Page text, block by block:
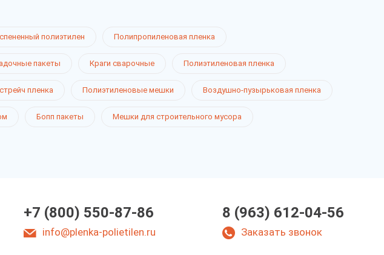
полиэтилен Полипропиленовая пленка
пакеты Краги сварочные Полиэтиленовая пленка
пленка Полиэтиленовые мешки Воздушно-пузырьковая пленка
Бопп пакеты Мешки для строительного мусора
+7 (800) 550-87-86
info@plenka-polietilen.ru
8 (963) 612-04-56
Заказать звонок